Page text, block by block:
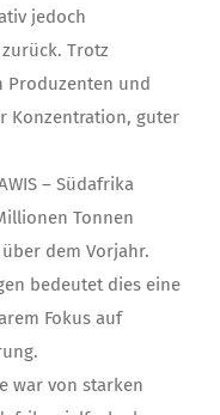
jedoch
Trotz
Produzenten und
Konzentration, guter
– Südafrika
Tonnen
dem Vorjahr.
bedeutet dies eine
Fokus auf
war von starken